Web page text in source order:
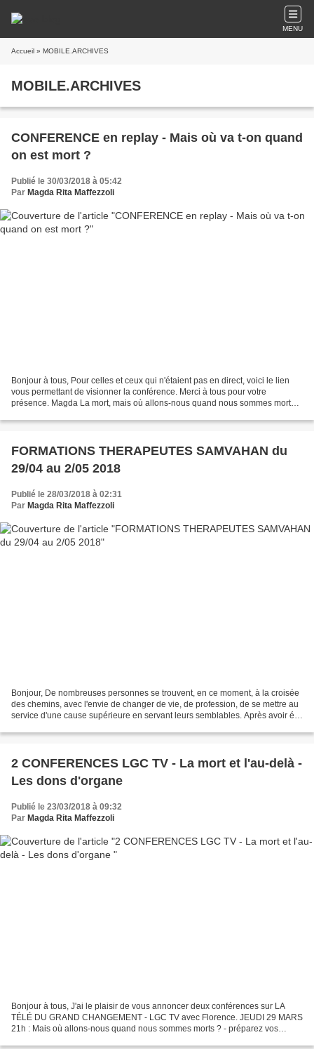
MENU
Accueil » MOBILE.ARCHIVES
MOBILE.ARCHIVES
CONFERENCE en replay - Mais où va t-on quand
on est mort ?
Publié le 30/03/2018 à 05:42
Par Magda Rita Maffezzoli
Bonjour à tous, Pour celles et ceux qui n'étaient pas en direct, voici le lien
vous permettant de visionner la conférence. Merci à tous pour votre
présence. Magda La mort, mais où allons-nous quand nous sommes morts ?
FORMATIONS THERAPEUTES SAMVAHAN du
29/04 au 2/05 2018
Publié le 28/03/2018 à 02:31
Par Magda Rita Maffezzoli
Bonjour, De nombreuses personnes se trouvent, en ce moment, à la croisée
des chemins, avec l'envie de changer de vie, de profession, de se mettre au
service d'une cause supérieure en servant leurs semblables. Après avoir été
2 CONFERENCES LGC TV - La mort et l'au-delà -
Les dons d'organe
Publié le 23/03/2018 à 09:32
Par Magda Rita Maffezzoli
Bonjour à tous, J'ai le plaisir de vous annoncer deux conférences sur LA
TÉLÉ DU GRAND CHANGEMENT - LGC TV avec Florence. JEUDI 29 MARS
21h : Mais où allons-nous quand nous sommes morts ? - préparez vos